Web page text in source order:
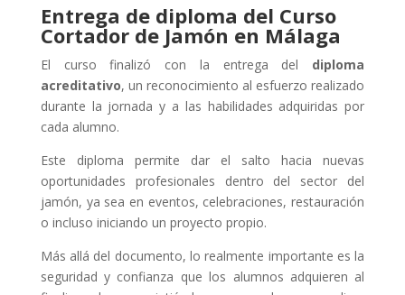
Entrega de diploma del Curso
Cortador de Jamón en Málaga
El curso finalizó con la entrega del diploma
acreditativo, un reconocimiento al esfuerzo realizado
durante la jornada y a las habilidades adquiridas por
cada alumno.
Este diploma permite dar el salto hacia nuevas
oportunidades profesionales dentro del sector del
jamón, ya sea en eventos, celebraciones, restauración
o incluso iniciando un proyecto propio.
Más allá del documento, lo realmente importante es la
seguridad y confianza que los alumnos adquieren al